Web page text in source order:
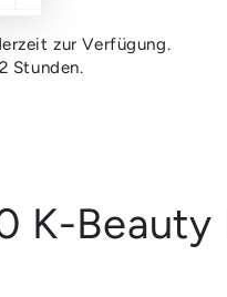
zur Verfügung.
Stunden.
K-Beauty